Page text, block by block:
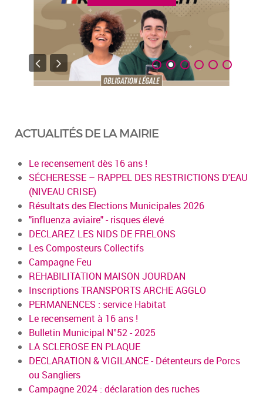
ACTUALITÉS DE LA MAIRIE
Le recensement dès 16 ans !
SÉCHERESSE – RAPPEL DES RESTRICTIONS D'EAU
(NIVEAU CRISE)
Résultats des Elections Municipales 2026
"influenza aviaire" - risques élevé
DECLAREZ LES NIDS DE FRELONS
Les Composteurs Collectifs
Campagne Feu
REHABILITATION MAISON JOURDAN
Inscriptions TRANSPORTS ARCHE AGGLO
PERMANENCES : service Habitat
Le recensement à 16 ans !
Bulletin Municipal N°52 - 2025
LA SCLEROSE EN PLAQUE
DECLARATION & VIGILANCE - Détenteurs de Porcs
ou Sangliers
Campagne 2024 : déclaration des ruches